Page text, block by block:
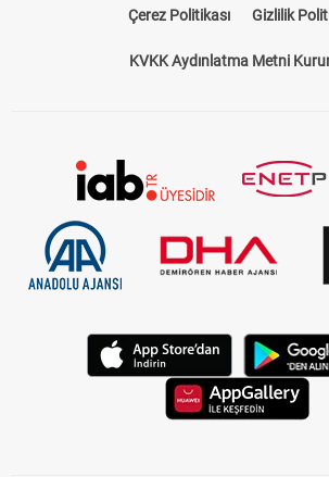
Çerez Politikası Gizlilik
KVKK Aydınlatma Metni